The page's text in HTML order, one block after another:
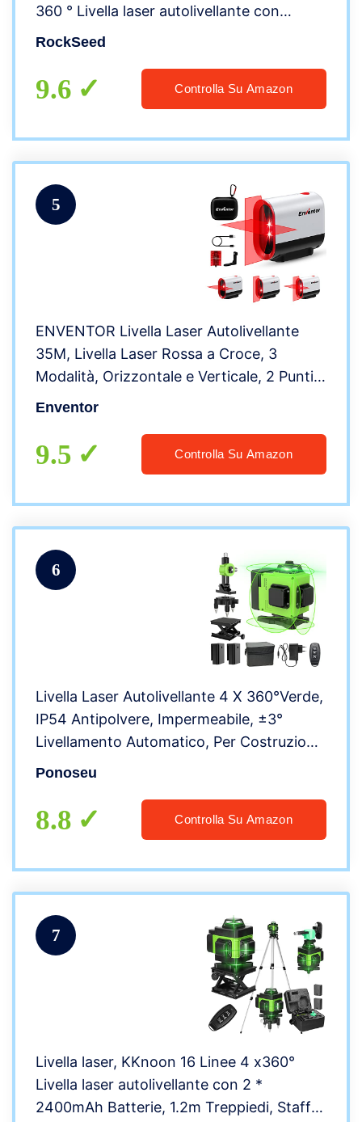
360 ° Livella laser autolivellante con
modalità manuale/autolivellante IP54 1M
RockSeed
9.6 Controlla Su Amazon
5
ENVENTOR Livella Laser Autolivellante
35M, Livella Laser Rossa a Croce, 3
Modalità, Orizzontale e Verticale, 2 Punti a
Piombo, 360° Supporto Magnetico, IP54
Enventor
9.5 Controlla Su Amazon
6
Livella Laser Autolivellante 4 X 360°Verde,
IP54 Antipolvere, Impermeabile, ±3°
Livellamento Automatico, Per Costruzione
e Appendere Quadri, Bluetooth, 2 *
Ponoseu
8.8 Controlla Su Amazon
7
Livella laser, KKnoon 16 Linee 4 x360°
Livella laser autolivellante con 2 *
2400mAh Batterie, 1.2m Treppiedi, Staffa